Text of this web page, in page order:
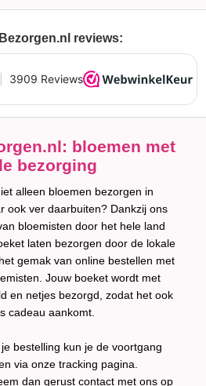
reviews:
bloemen met
bezorging
alleen bloemen bezorgen in
ook ver daarbuiten? Dankzij ons
bloemisten door het hele land
laten bezorgen door de lokale
gemak van online bestellen met
Jouw boeket wordt met
en netjes bezorgd, zodat het ook
cadeau aankomt.
bestelling kun je de voortgang
via onze tracking pagina.
dan gerust contact met ons op